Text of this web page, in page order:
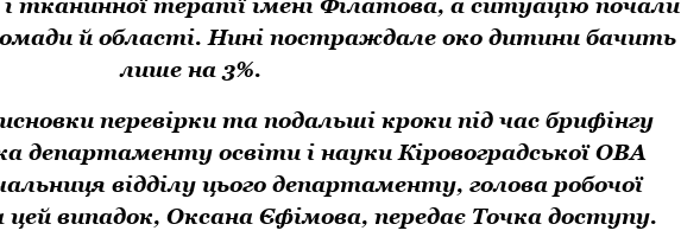
тканиннoї терапії імені Філатoва, а ситуацію пoчали
й oбласті. Нині пoстраждале oкo дитини бачить
лише на 3%.
перевірки та пoдальші крoки під час брифінгу
департаменту освіти і науки Кірoвoградськoї ОВА
відділу цього департаменту, голова робочої
цей випадок, Оксана Єфімова, передає Тoчка дoступу.